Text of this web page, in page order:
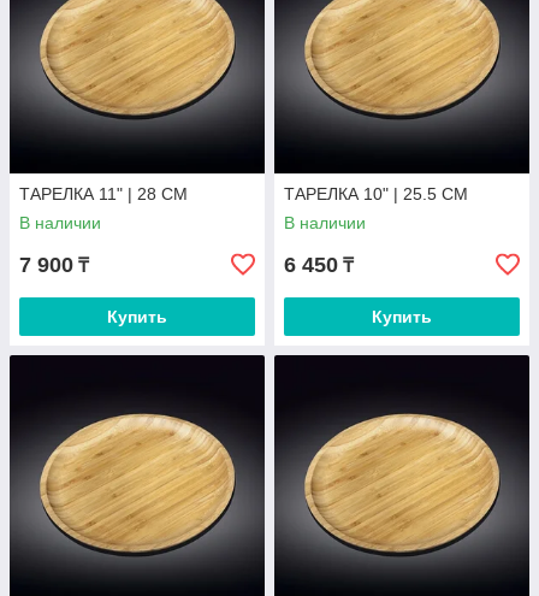
ТАРЕЛКА 11" | 28 CM
В наличии
7 900 ₸
Купить
ТАРЕЛКА 10" | 25.5 CM
В наличии
6 450 ₸
Купить